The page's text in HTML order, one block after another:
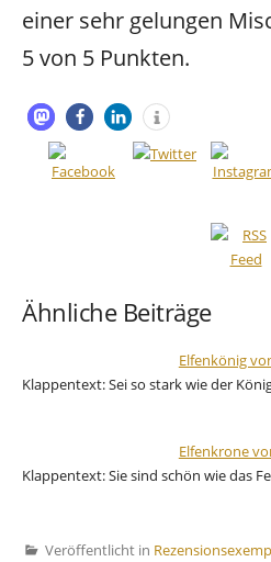
einer sehr gelungen
5 von 5 Punkten.
Ähnliche Beiträge
Elfenkönig
Klappentext: Sei so stark wie der
Elfenkrone
Klappentext: Sie sind schön wie das
Veröffentlicht in